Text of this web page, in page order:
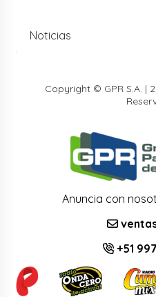
Noticias
Copyright © GPR S.A. |
Anuncia con
+51